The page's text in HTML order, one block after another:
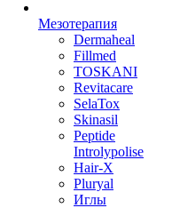
Мезотерапия
Dermaheal
Fillmed
TOSKANI
Revitacare
SelaTox
Skinasil
Peptide
Introlypolise
Hair-X
Pluryal
Иглы